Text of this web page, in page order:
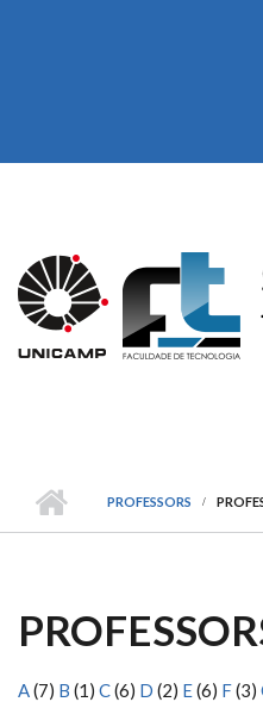
PROFESSORS
A(7) B (1) C(6) D (2) E(6) F(3)